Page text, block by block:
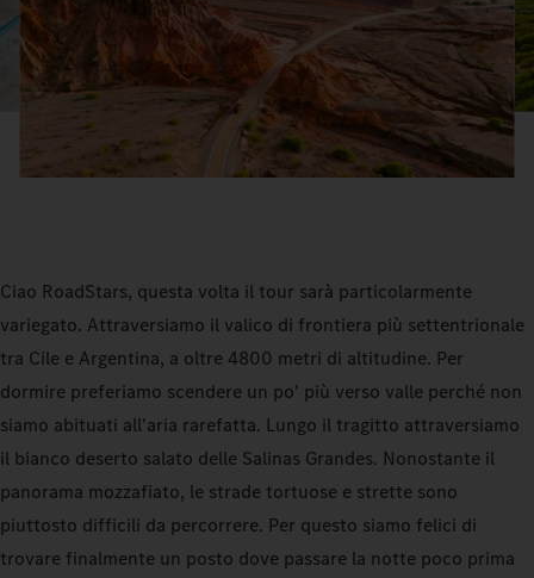
Ciao RoadStars, questa volta il tour sarà particolarmente
variegato. Attraversiamo il valico di frontiera più settentrionale
tra Cile e Argentina, a oltre 4800 metri di altitudine. Per
dormire preferiamo scendere un po' più verso valle perché non
siamo abituati all'aria rarefatta. Lungo il tragitto attraversiamo
il bianco deserto salato delle Salinas Grandes. Nonostante il
panorama mozzafiato, le strade tortuose e strette sono
piuttosto difficili da percorrere. Per questo siamo felici di
trovare finalmente un posto dove passare la notte poco prima